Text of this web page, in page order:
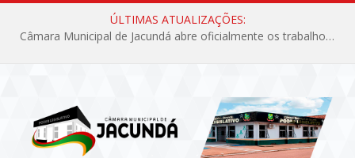
ÚLTIMAS ATUALIZAÇÕES:
Câmara Municipal de Jacundá abre oficialmente os trabalhos legislativos de 2026